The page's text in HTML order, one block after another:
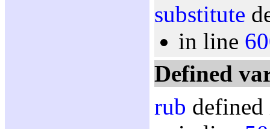
substitute
in line
Defined
rub